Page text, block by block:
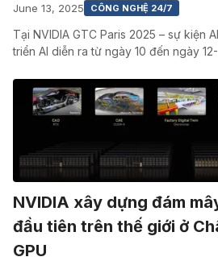
June 13, 2025 CÔNG NGHỆ 24/7
Tại NVIDIA GTC Paris 2025 – sự kiện
triển AI diễn ra từ ngày 10 đến ngày
NVIDIA xây dựng đám
đầu tiên trên thế giới ở
GPU